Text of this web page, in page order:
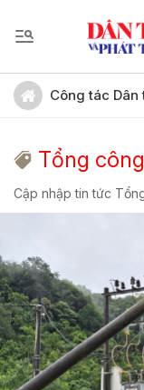
Công tác Dân
Tổng
Cập nhập tin tức